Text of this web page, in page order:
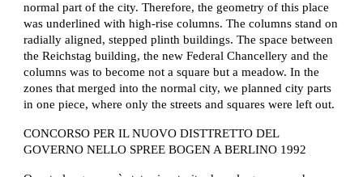
normal part of the city. Therefore, the geometry of this place
was underlined with high-rise columns. The columns stand on
radially aligned, stepped plinth buildings. The space between
the Reichstag building, the new Federal Chancellery and the
columns was to become not a square but a meadow. In the
zones that merged into the normal city, we planned city parts
in one piece, where only the streets and squares were left out.
CONCORSO PER IL NUOVO DISTTRETTO DEL
GOVERNO NELLO SPREE BOGEN A BERLINO 1992